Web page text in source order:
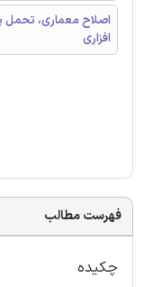
اصلاح معماری،
افزاری
فهرست مطالب
چکیده